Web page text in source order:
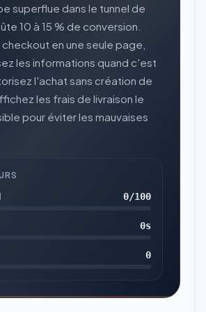
superflue dans le tunnel de
10 à 15 % de conversion.
en une seule page,
les informations quand c'est
l'achat sans création de
les frais de livraison le
pour éviter les mauvaises
0/100
0s
0